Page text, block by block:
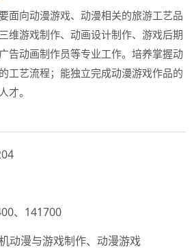
面向动漫游戏、动漫相关的旅游工艺品
维游戏制作、动画设计制作、游戏后期
告动画制作员等专业工作。培养掌握动
工艺流程；能独立完成动漫游戏作品的
才。
、141700
动漫与游戏制作、动漫游戏